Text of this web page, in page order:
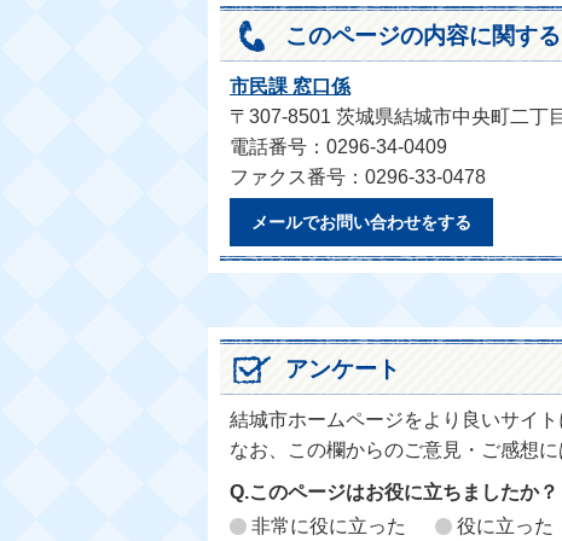
このページの内容に関す
市民課 窓口係
〒307-8501 茨城県結城市中央町二丁
電話番号：0296-34-0409
ファクス番号：0296-33-0478
メールでお問い合わせをする
アンケート
結城市ホームページをより良いサイ
なお、この欄からのご意見・ご感想
Q.このページはお役に立ちましたか？
非常に役に立った
役に立った